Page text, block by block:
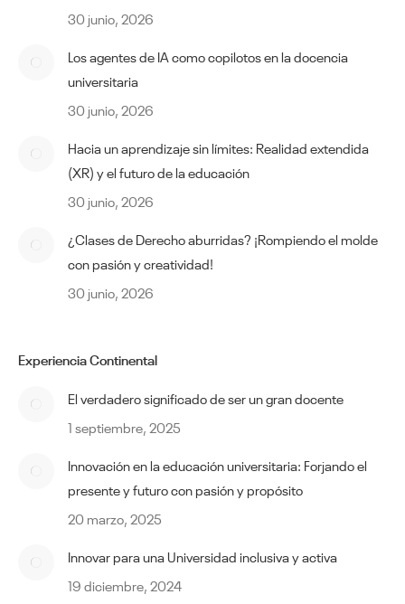
30 junio, 2026
Los agentes de IA como copilotos en la docencia
universitaria
30 junio, 2026
Hacia un aprendizaje sin límites: Realidad extendida
(XR) y el futuro de la educación
30 junio, 2026
¿Clases de Derecho aburridas? ¡Rompiendo el molde
con pasión y creatividad!
30 junio, 2026
Experiencia Continental
El verdadero significado de ser un gran docente
1 septiembre, 2025
Innovación en la educación universitaria: Forjando el
presente y futuro con pasión y propósito
20 marzo, 2025
Innovar para una Universidad inclusiva y activa
19 diciembre, 2024